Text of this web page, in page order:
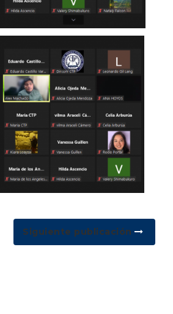
Siguiente publicación